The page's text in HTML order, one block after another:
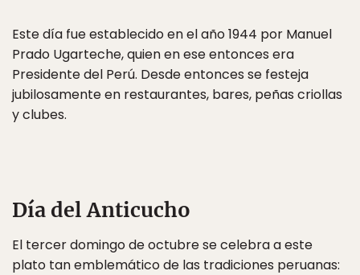
Este día fue establecido en el año 1944 por Manuel
Prado Ugarteche, quien en ese entonces era
Presidente del Perú. Desde entonces se festeja
jubilosamente en restaurantes, bares, peñas criollas
y clubes.
Día del Anticucho
El tercer domingo de octubre se celebra a este
plato tan emblemático de las tradiciones peruanas: